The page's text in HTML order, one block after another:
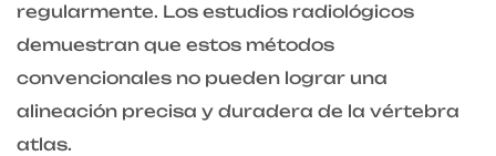
regularmente. Los estudios radiológicos
demuestran que estos métodos
convencionales no pueden lograr una
alineación precisa y duradera de la vértebra
atlas.